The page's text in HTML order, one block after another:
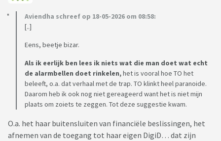
Aviendha schreef op 18-05-2026 om 08:58:
[..]
Eens, beetje bizar.
Als ik eerlijk ben lees ik niets wat die man doet wat echt
de alarmbellen doet rinkelen,het is vooral hoe TO het
beleeft, o.a. dat verhaal met de trap. TO klinkt heel paranoide.
Daarom heb ik ook nog niet gereageerd want het is niet mijn
plaats om zoiets te zeggen. Tot deze suggestie kwam.
O.a. het haar buitensluiten van financiële beslissingen, het
afnemen van de toegang tot haar eigen DigiD… dat zijn